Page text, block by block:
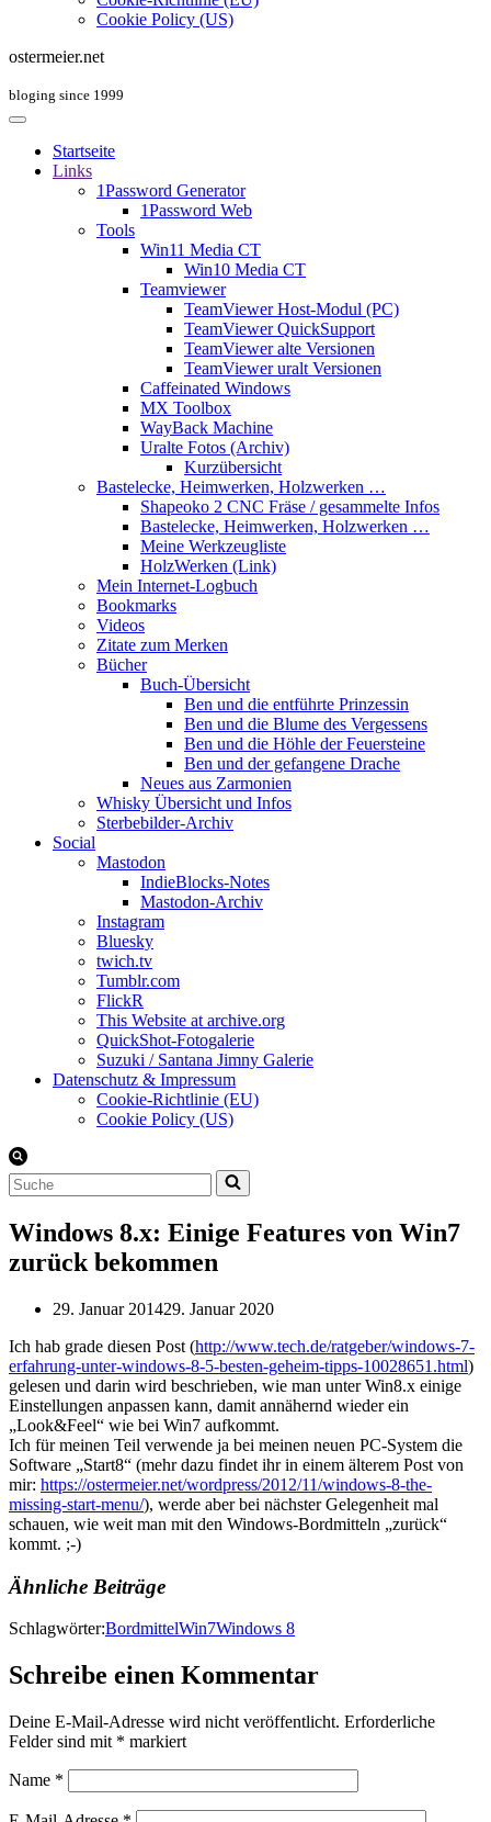
Cookie Policy (US)
ostermeier.net
bloging since 1999
Startseite
Links
1Password Generator
1Password Web
Tools
Win11 Media CT
Win10 Media CT
Teamviewer
TeamViewer Host-Modul (PC)
TeamViewer QuickSupport
TeamViewer alte Versionen
TeamViewer uralt Versionen
Caffeinated Windows
MX Toolbox
WayBack Machine
Uralte Fotos (Archiv)
Kurzübersicht
Bastelecke, Heimwerken, Holzwerken …
Shapeoko 2 CNC Fräse / gesammelte Infos
Bastelecke, Heimwerken, Holzwerken …
Meine Werkzeugliste
HolzWerken (Link)
Mein Internet-Logbuch
Bookmarks
Videos
Zitate zum Merken
Bücher
Buch-Übersicht
Ben und die entführte Prinzessin
Ben und die Blume des Vergessens
Ben und die Höhle der Feuersteine
Ben und der gefangene Drache
Neues aus Zarmonien
Whisky Übersicht und Infos
Sterbebilder-Archiv
Social
Mastodon
IndieBlocks-Notes
Mastodon-Archiv
Instagram
Bluesky
twich.tv
Tumblr.com
FlickR
This Website at archive.org
QuickShot-Fotogalerie
Suzuki / Santana Jimny Galerie
Datenschutz & Impressum
Cookie-Richtlinie (EU)
Cookie Policy (US)
Suchen
nach …
Windows 8.x: Einige Features von Win7
zurück bekommen
29. Januar 201429. Januar 2020
Ich hab grade diesen Post (http://www.tech.de/ratgeber/windows-7-
erfahrung-unter-windows-8-5-besten-geheim-tipps-10028651.html)
gelesen und darin wird beschrieben, wie man unter Win8.x einige
Einstellungen anpassen kann, damit annähernd wieder ein
„Look&Feel“ wie bei Win7 aufkommt.
Ich für meinen Teil verwende ja bei meinen neuen PC-System die
Software „Start8“ (mehr dazu findet ihr in einem älterem Post von
mir: https://ostermeier.net/wordpress/2012/11/windows-8-the-
missing-start-menu/), werde aber bei nächster Gelegenheit mal
schauen, wie weit man mit den Windows-Bordmitteln „zurück“
kommt. ;-)
Ähnliche Beiträge
Schlagwörter:BordmittelWin7Windows 8
Schreibe einen Kommentar
Deine E-Mail-Adresse wird nicht veröffentlicht. Erforderliche
Felder sind mit * markiert
Name *